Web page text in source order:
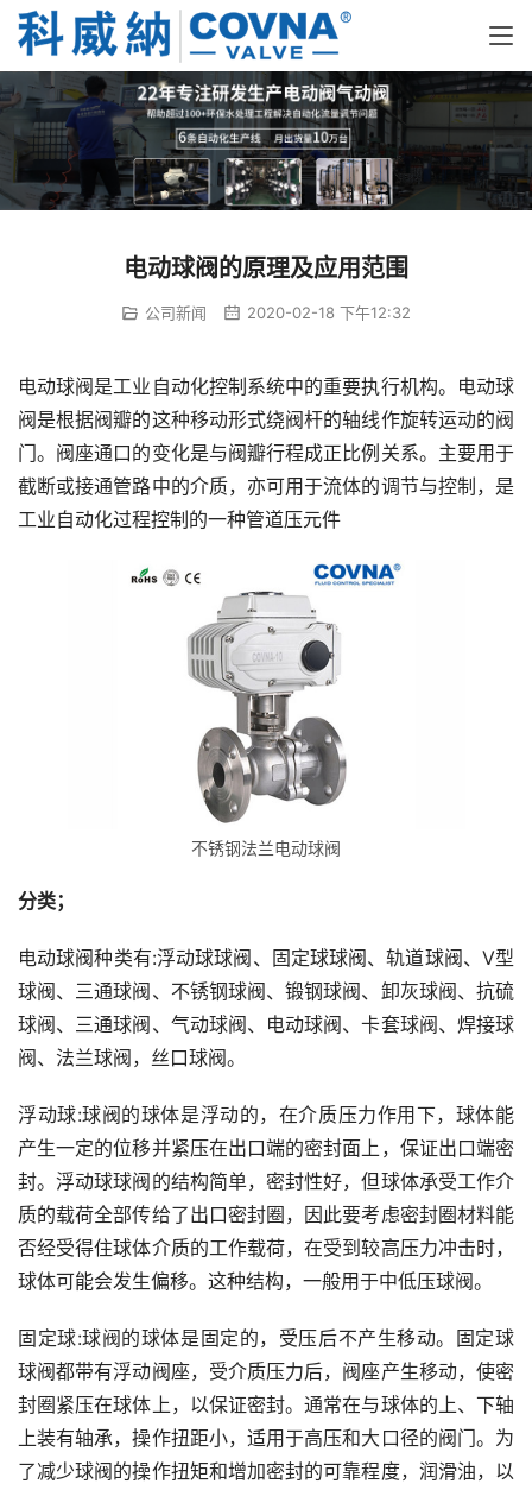
电动球阀的原理及应用范围
公司新闻 2020-02-18 下午12:32
电动球阀是工业自动化控制系统中的重要执行机构。电动球
阀是根据阀瓣的这种移动形式绕阀杆的轴线作旋转运动的阀
门。阀座通口的变化是与阀瓣行程成正比例关系。主要用于
截断或接通管路中的介质，亦可用于流体的调节与控制，是
工业自动化过程控制的一种管道压元件
不锈钢法兰电动球阀
分类；
电动球阀种类有:浮动球球阀、固定球球阀、轨道球阀、V型
球阀、三通球阀、不锈钢球阀、锻钢球阀、卸灰球阀、抗硫
球阀、三通球阀、气动球阀、电动球阀、卡套球阀、焊接球
阀、法兰球阀，丝口球阀。
浮动球:球阀的球体是浮动的，在介质压力作用下，球体能
产生一定的位移并紧压在出口端的密封面上，保证出口端密
封。浮动球球阀的结构简单，密封性好，但球体承受工作介
质的载荷全部传给了出口密封圈，因此要考虑密封圈材料能
否经受得住球体介质的工作载荷，在受到较高压力冲击时，
球体可能会发生偏移。这种结构，一般用于中低压球阀。
固定球:球阀的球体是固定的，受压后不产生移动。固定球
球阀都带有浮动阀座，受介质压力后，阀座产生移动，使密
封圈紧压在球体上，以保证密封。通常在与球体的上、下轴
上装有轴承，操作扭距小，适用于高压和大口径的阀门。为
了减少球阀的操作扭矩和增加密封的可靠程度，润滑油，以